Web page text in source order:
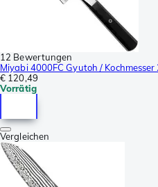
12 Bewertungen
Miyabi 4000FC Gyutoh /
€ 120,49
Vorrätig
Vergleichen